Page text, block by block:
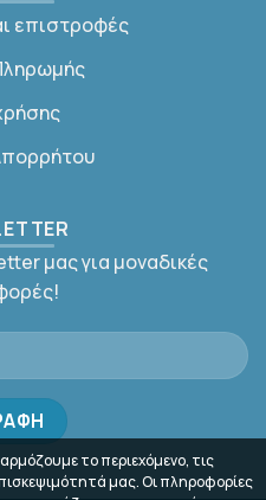
επιστροφές
μας για μοναδικές
το περιεχόμενο, τις
μας. Οι πληροφορίες